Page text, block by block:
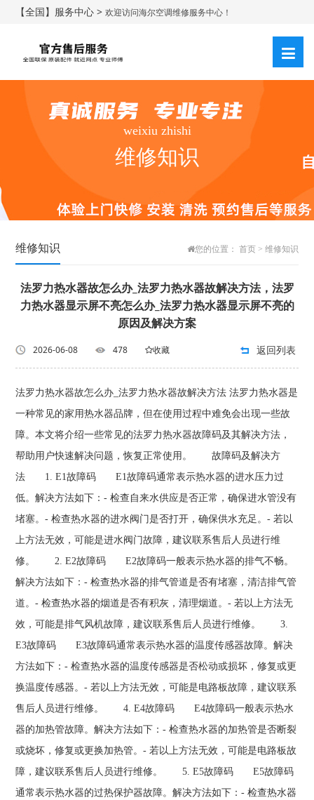
【全国】服务中心 >欢迎访问海尔空调维修服务中心！
weixiu zhishi
维修知识
维修知识 您的位置： 首页> 维修知识
法罗力热水器故怎么办_法罗力热水器故解决方法，法罗
力热水器显示屏不亮怎么办_法罗力热水器显示屏不亮的
原因及解决方案
2026-06-08 478 收藏 返回列表
法罗力热水器故怎么办_法罗力热水器故解决方法 法罗力热水器是
一种常见的家用热水器品牌，但在使用过程中难免会出现一些故
障。本文将介绍一些常见的法罗力热水器故障码及其解决方法，
帮助用户快速解决问题，恢复正常使用。 故障码及解决方
法 1. E1故障码 E1故障码通常表示热水器的进水压力过
低。解决方法如下：- 检查自来水供应是否正常，确保进水管没有
堵塞。- 检查热水器的进水阀门是否打开，确保供水充足。- 若以
上方法无效，可能是进水阀门故障，建议联系售后人员进行维
修。 2. E2故障码 E2故障码一般表示热水器的排气不畅。
解决方法如下：- 检查热水器的排气管道是否有堵塞，清洁排气管
道。- 检查热水器的烟道是否有积灰，清理烟道。- 若以上方法无
效，可能是排气风机故障，建议联系售后人员进行维修。 3.
E3故障码 E3故障码通常表示热水器的温度传感器故障。解决
方法如下：- 检查热水器的温度传感器是否松动或损坏，修复或更
换温度传感器。- 若以上方法无效，可能是电路板故障，建议联系
售后人员进行维修。 4. E4故障码 E4故障码一般表示热水
器的加热管故障。解决方法如下：- 检查热水器的加热管是否断裂
或烧坏，修复或更换加热管。- 若以上方法无效，可能是电路板故
障，建议联系售后人员进行维修。 5. E5故障码 E5故障码
通常表示热水器的过热保护器故障。解决方法如下：- 检查热水器